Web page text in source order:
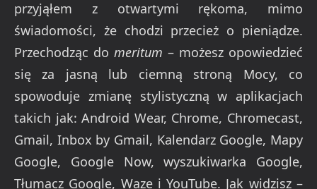
przyjąłem z otwartymi rękoma, mimo
świadomości, że chodzi przecież o pieniądze.
Przechodząc do meritum – możesz opowiedzieć
się za jasną lub ciemną stroną Mocy, co
spowoduje zmianę stylistyczną w aplikacjach
takich jak: Android Wear, Chrome, Chromecast,
Gmail, Inbox by Gmail, Kalendarz Google, Mapy
Google, Google Now, wyszukiwarka Google,
Tłumacz Google, Waze i YouTube. Jak widzisz –